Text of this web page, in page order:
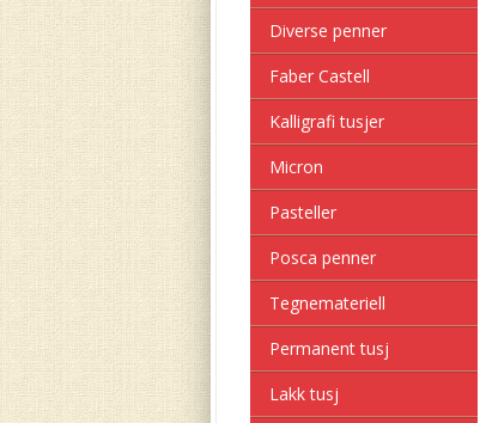
Diverse penner
Faber Castell
Kalligrafi tusjer
Micron
Pasteller
Posca penner
Tegnemateriell
Permanent tusj
Lakk tusj